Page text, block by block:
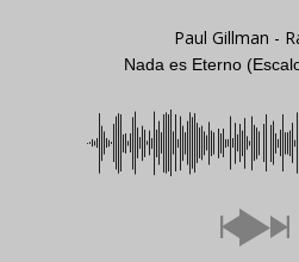
Paul Gillman -
Nada es Eterno